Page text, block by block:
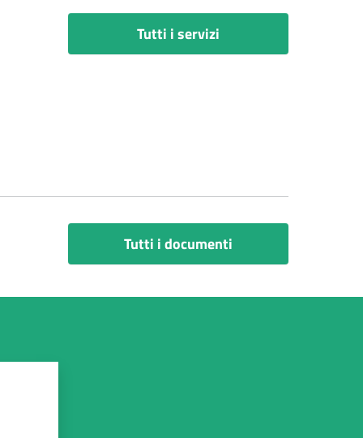
Tutti i servizi
Tutti i documenti